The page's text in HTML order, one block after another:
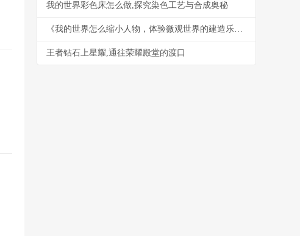
我的世界彩色床怎么做,探究染色工艺与合成奥秘
《我的世界怎么缩小人物，体验微观世界的建造乐趣》
王者钻石上星耀,通往荣耀殿堂的渡口